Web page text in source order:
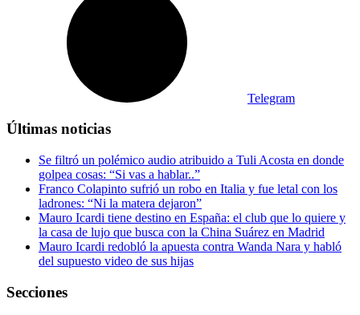
Telegram
Últimas noticias
Se filtró un polémico audio atribuido a Tuli Acosta en donde
golpea cosas: “Si vas a hablar..”
Franco Colapinto sufrió un robo en Italia y fue letal con los
ladrones: “Ni la matera dejaron”
Mauro Icardi tiene destino en España: el club que lo quiere y
la casa de lujo que busca con la China Suárez en Madrid
Mauro Icardi redobló la apuesta contra Wanda Nara y habló
del supuesto video de sus hijas
Secciones